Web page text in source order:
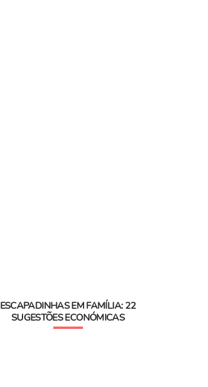
ESCAPADINHAS EM FAMÍLIA: 22
SUGESTÕES ECONÓMICAS